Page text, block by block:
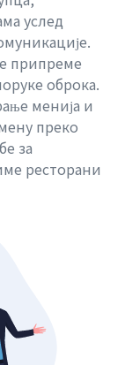
услед
припреме
оброка.
менија и
преко
за
ресторани